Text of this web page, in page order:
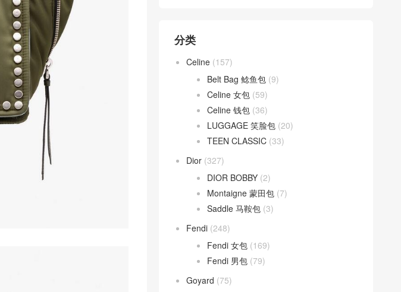
分类
Celine (157)
Belt Bag 鲶鱼包 (9)
Celine 女包 (59)
Celine 钱包 (36)
LUGGAGE 笑脸包 (20)
TEEN CLASSIC (33)
Dior (327)
DIOR BOBBY (2)
Montaigne 蒙田包 (7)
Saddle 马鞍包 (3)
Fendi (248)
Fendi 女包 (169)
Fendi 男包 (79)
Goyard (75)